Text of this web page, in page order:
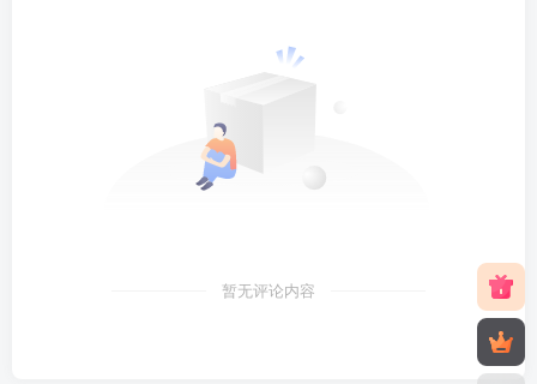
暂无评论内容